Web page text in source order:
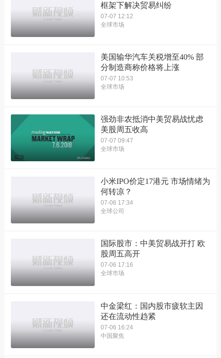
框架下解决贸易纠纷
07-07 12:12
全球市场
美国输华汽车关税增至40% 部
分制造商称价格将上涨
07-07 10:53
全球市场
强劲非农抵消中美贸易战忧虑
美股周五收高
07-07 09:47
全球市场
小米IPO价定17港元 市场情绪为
何转凉？
07-06 17:34
全球公司
国际股市：中美贸易战开打 欧
股周五高开
07-06 17:16
全球市场
中金梁红：国内股市疲软主因
还在流动性趋紧
07-06 16:24
中国聚焦